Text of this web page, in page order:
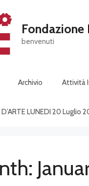
Fondazione
benvenuti
Archivio Attività
D’ARTE LUNEDI 20